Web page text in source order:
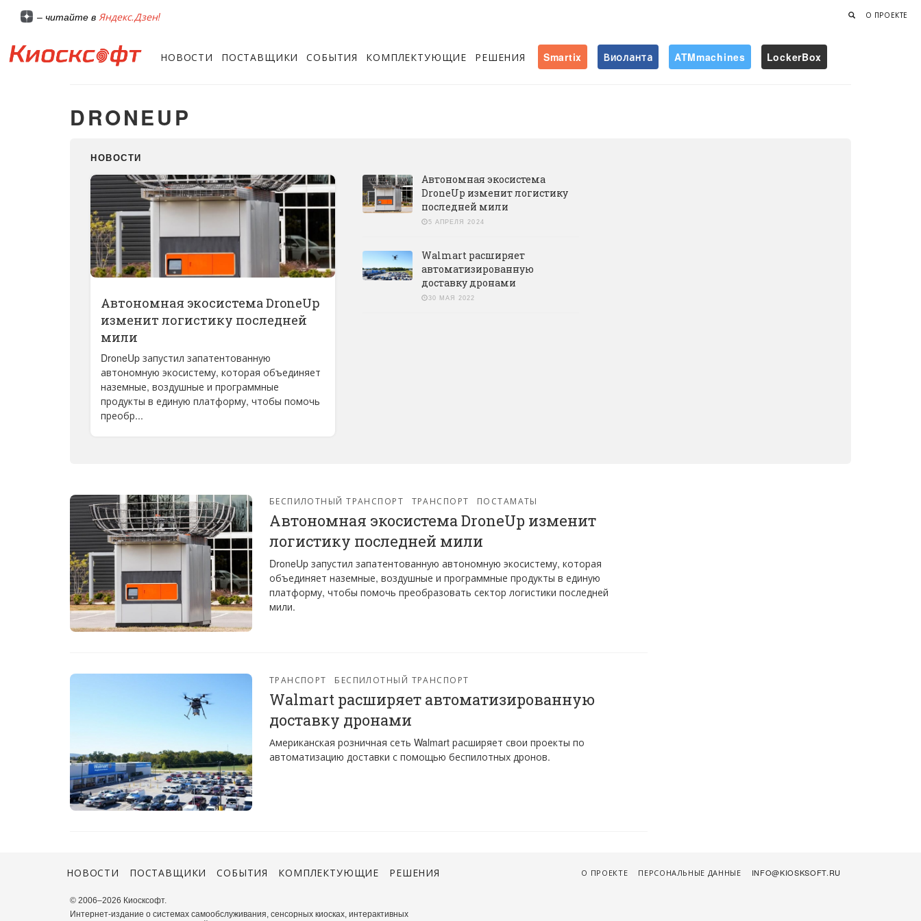
О ПРОЕКТЕ
– читайте в Яндекс.Дзен!
НОВОСТИ ПОСТАВЩИКИ СОБЫТИЯ КОМПЛЕКТУЮЩИЕ РЕШЕНИЯ Smartix Виоланта ATMmachines LockerBox
DRONEUP
НОВОСТИ
Автономная экосистема DroneUp
изменит логистику последней
мили
DroneUp запустил запатентованную
автономную экосистему, которая объединяет
наземные, воздушные и программные
продукты в единую платформу, чтобы помочь
преобр...
Автономная экосистема
DroneUp изменит логистику
последней мили
5 АПРЕЛЯ 2024
Walmart расширяет
автоматизированную
доставку дронами
30 МАЯ 2022
БЕСПИЛОТНЫЙ ТРАНСПОРТ ТРАНСПОРТ ПОСТАМАТЫ
Автономная экосистема DroneUp изменит
логистику последней мили
DroneUp запустил запатентованную автономную экосистему, которая
объединяет наземные, воздушные и программные продукты в единую
платформу, чтобы помочь преобразовать сектор логистики последней
мили.
ТРАНСПОРТ БЕСПИЛОТНЫЙ ТРАНСПОРТ
Walmart расширяет автоматизированную
доставку дронами
Американская розничная сеть Walmart расширяет свои проекты по
автоматизацию доставки с помощью беспилотных дронов.
О ПРОЕКТЕ ПЕРСОНАЛЬНЫЕ ДАННЫЕ INFO@KIOSKSOFT.RU
НОВОСТИ ПОСТАВЩИКИ СОБЫТИЯ КОМПЛЕКТУЮЩИЕ РЕШЕНИЯ
© 2006–2026 Киосксофт.
Интернет-издание о системах самообслуживания, сенсорных киосках, интерактивных